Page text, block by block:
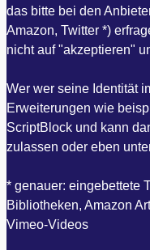
das bitte bei den
Amazon, Twitter *)
nicht auf "akzeptieren"
Wer wer seine Identität
Erweiterungen wie
ScriptBlock und kann
zulassen oder eben
* genauer: eingebettete
Bibliotheken, Amazon
Vimeo-Videos